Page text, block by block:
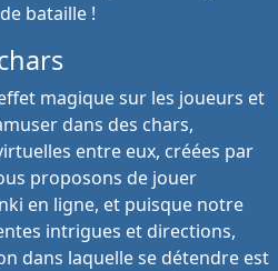
bataille !
magique sur les joueurs et
dans des chars,
entre eux, créées par
proposons de jouer
en ligne, et puisque notre
intrigues et directions,
dans laquelle se détendre est